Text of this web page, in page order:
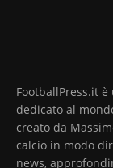
FootballPress.it
dedicato al
creato da
calcio in modo
news,